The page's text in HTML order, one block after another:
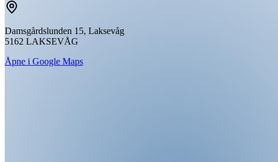
Damsgårdslunden 15, Laksevåg
5162 LAKSEVÅG
Åpne i Google Maps